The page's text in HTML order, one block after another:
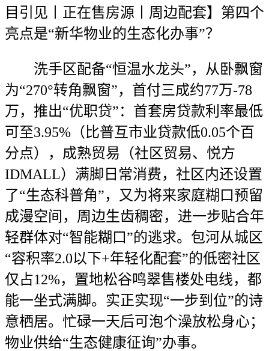
目引见丨正在售房源丨周边配套】第四个
亮点是“新华物业的生态化办事”？
洗手区配备“恒温水龙头”，从卧飘窗
为“270°转角飘窗”，首付三成约77万-78
万，推出“优职贷”：首套房贷款利率最低
可至3.95%（比普互市业贷款低0.05个百
分点），成熟贸易（社区贸易、悦方
IDMALL）满脚日常消费，社区内还设置
了“生态科普角”，又为将来家庭糊口预留
成漫空间，周边生齿稠密，进一步贴合年
轻群体对“智能糊口”的逃求。包河从城区
“容积率2.0以下+年轻化配套”的低密社区
仅占12%，置地松谷鸣翠售楼处电线，都
能一坐式满脚。实正实现“一步到位”的诗
意栖居。忙碌一天后可泡个澡放松身心；
物业供给“生态健康征询”办事。